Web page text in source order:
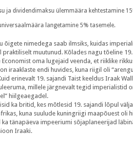
ja dividendimaksu ülemmäära kehtestamine
langetamine 5% tasemele.
õigete nimedega saab ilmsiks, kuidas
praktiliselt muutunud. Kõlades nagu tõeline
oma lugejaid veenda, et riiklike
iraaklaste endi huvides, kuna riigil oli
erinevalt 19. sajandi Taist keeldus Iraak
millele järgnevalt tegid imperialistid
hiilgeaegadel.
ka britid, kes mõtlesid 19. sajandi lõpul
kuna suulude kuningriigi maapõuest oli
ka tänapäeva impeeriumi sõjaplaneerijad
Iraaki.